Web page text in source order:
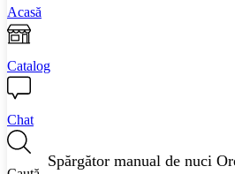
Spărgător manual de nuci
Acasă
Catalog
Chat